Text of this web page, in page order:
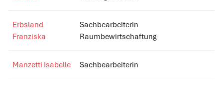
Erbsland
Franziska
Sachbearbeiterin
Raumbewirtschaftung
Manzetti Isabelle Sachbearbeiterin